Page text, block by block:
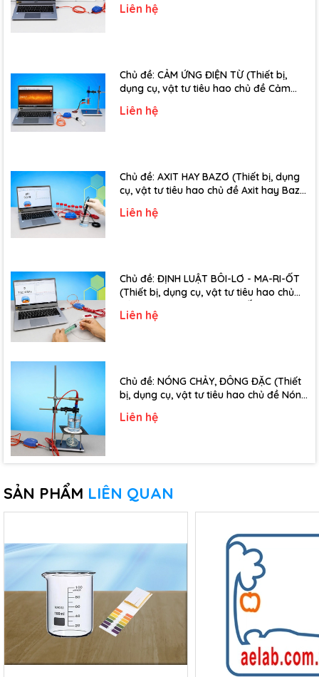
Liên hệ
Chủ đề: CẢM ỨNG ĐIỆN TỪ (Thiết bị,
dụng cụ, vật tư tiêu hao chủ đề Cảm
Liên hệ
Chủ đề: AXIT HAY BAZƠ (Thiết bị, dụng
cụ, vật tư tiêu hao chủ đề Axit hay Bazơ
Liên hệ
Chủ đề: ĐỊNH LUẬT BÔI-LƠ - MA-RI-ỐT
(Thiết bị, dụng cụ, vật tư tiêu hao chủ
Liên hệ
Chủ đề: NÓNG CHẢY, ĐÔNG ĐẶC (Thiết
bị, dụng cụ, vật tư tiêu hao chủ đề Nóng
Liên hệ
SẢN PHẨM LIÊN QUAN